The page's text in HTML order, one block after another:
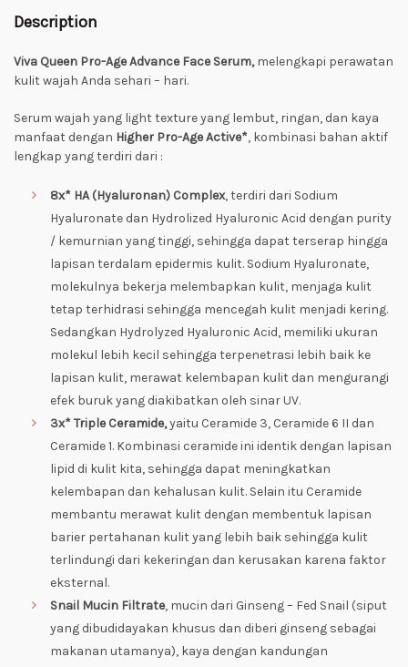
Description
Viva Queen Pro-Age Advance Face Serum,melengkapi perawatan
kulit wajah Anda sehari – hari.
Serum wajah yang light texture yang lembut, ringan, dan kaya
manfaat dengan Higher Pro-Age Active*, kombinasi bahan aktif
lengkap yang terdiri dari :
8x* HA (Hyaluronan) Complex, terdiri dari Sodium
Hyaluronate dan Hydrolized Hyaluronic Acid dengan purity
/ kemurnian yang tinggi, sehingga dapat terserap hingga
lapisan terdalam epidermis kulit. Sodium Hyaluronate,
molekulnya bekerja melembapkan kulit, menjaga kulit
tetap terhidrasi sehingga mencegah kulit menjadi kering.
Sedangkan Hydrolyzed Hyaluronic Acid, memiliki ukuran
molekul lebih kecil sehingga terpenetrasi lebih baik ke
lapisan kulit, merawat kelembapan kulit dan mengurangi
efek buruk yang diakibatkan oleh sinar UV.
3x* Triple Ceramide,yaitu Ceramide 3, Ceramide 6 II dan
Ceramide 1. Kombinasi ceramide ini identik dengan lapisan
lipid di kulit kita, sehingga dapat meningkatkan
kelembapan dan kehalusan kulit. Selain itu Ceramide
membantu merawat kulit dengan membentuk lapisan
barier pertahanan kulit yang lebih baik sehingga kulit
terlindungi dari kekeringan dan kerusakan karena faktor
eksternal.
Snail Mucin Filtrate, mucin dari Ginseng – Fed Snail (siput
yang dibudidayakan khusus dan diberi ginseng sebagai
makanan utamanya), kaya dengan kandungan